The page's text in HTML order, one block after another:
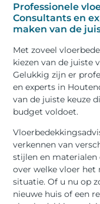
Professionele
Consultants en
maken van de
Met zoveel
kiezen van de juiste
Gelukkig zijn er
en experts in
van de juiste keuze
budget voldoet.
verkennen van
stijlen en materialen
over welke vloer het
situatie. Of u nu op
nieuwe huis of een